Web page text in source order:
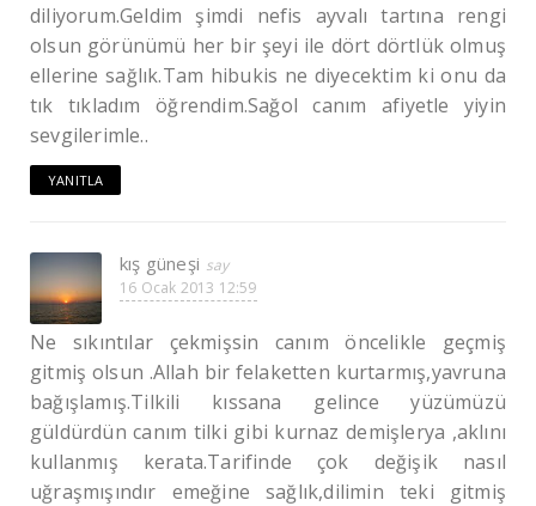
diliyorum.Geldim şimdi nefis ayvalı tartına rengi
olsun görünümü her bir şeyi ile dört dörtlük olmuş
ellerine sağlık.Tam hibukis ne diyecektim ki onu da
tık tıkladım öğrendim.Sağol canım afiyetle yiyin
sevgilerimle..
YANITLA
kış güneşi
16 Ocak 2013 12:59
Ne sıkıntılar çekmişsin canım öncelikle geçmiş
gitmiş olsun .Allah bir felaketten kurtarmış,yavruna
bağışlamış.Tilkili kıssana gelince yüzümüzü
güldürdün canım tilki gibi kurnaz demişlerya ,aklını
kullanmış kerata.Tarifinde çok değişik nasıl
uğraşmışındır emeğine sağlık,dilimin teki gitmiş